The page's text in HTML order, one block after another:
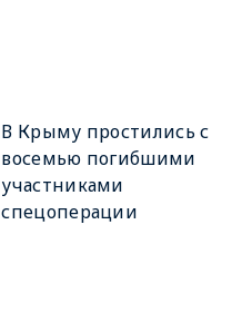
В Крыму простились с
восемью погибшими
участниками
спецоперации